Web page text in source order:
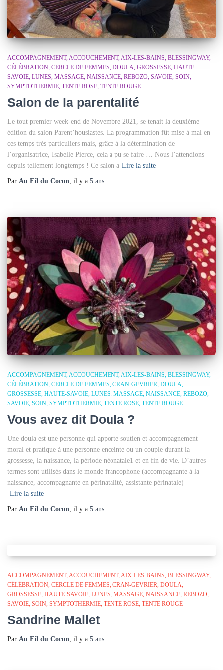
ACCOMPAGNEMENT ACCOUCHEMENT AIX-LES-BAINS BLESSINGWAY
CÉLÉBRATION CERCLE DE FEMMES DOULA GROSSESSE HAUTE-
SAVOIE LUNES MASSAGE NAISSANCE REBOZO SAVOIE SOIN
SYMPTOTHERMIE TENTE ROSE TENTE ROUGE
Salon de la parentalité
Le tout premier week-end de Novembre 2021, se tenait la deuxième
édition du salon Parent’housiastes. La programmation fût mise à mal en
ces temps très particuliers mais, grâce à la détermination de
l’organisatrice, Isabelle Pierce, cela a pu se faire … Nous l’attendions
depuis tellement longtemps ! Ce salon a Lire la suite
Par Au Fil du Cocon , il y a 5 ans
ACCOMPAGNEMENT ACCOUCHEMENT AIX-LES-BAINS BLESSINGWAY
CÉLÉBRATION CERCLE DE FEMMES CRAN-GEVRIER DOULA
GROSSESSE HAUTE-SAVOIE LUNES MASSAGE NAISSANCE REBOZO
SAVOIE SOIN SYMPTOTHERMIE TENTE ROSE TENTE ROUGE
Vous avez dit Doula ?
Une doula est une personne qui apporte soutien et accompagnement
moral et pratique à une personne enceinte ou un couple durant la
grossesse, la naissance, la période néonatale1 et en fin de vie. D’autres
termes sont utilisés dans le monde francophone (accompagnante à la
naissance, accompagnante en périnatalité, assistante périnatale)
Lire la suite
Par Au Fil du Cocon, il y a 5 ans
ACCOMPAGNEMENT ACCOUCHEMENT AIX-LES-BAINS BLESSINGWAY
CÉLÉBRATION CERCLE DE FEMMES CRAN-GEVRIER DOULA
GROSSESSE HAUTE-SAVOIE LUNES MASSAGE NAISSANCE REBOZO
SAVOIE SOIN SYMPTOTHERMIE TENTE ROSE TENTE ROUGE
Sandrine Mallet
Par Au Fil du Cocon, il y a 5 ans